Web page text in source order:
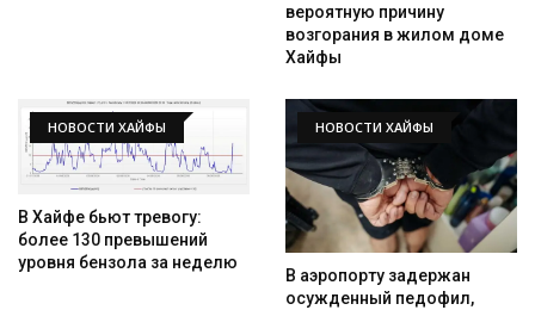
вероятную причину
возгорания в жилом доме
Хайфы
НОВОСТИ ХАЙФЫ
В Хайфе бьют тревогу:
более 130 превышений
уровня бензола за неделю
НОВОСТИ ХАЙФЫ
В аэропорту задержан
осужденный педофил,